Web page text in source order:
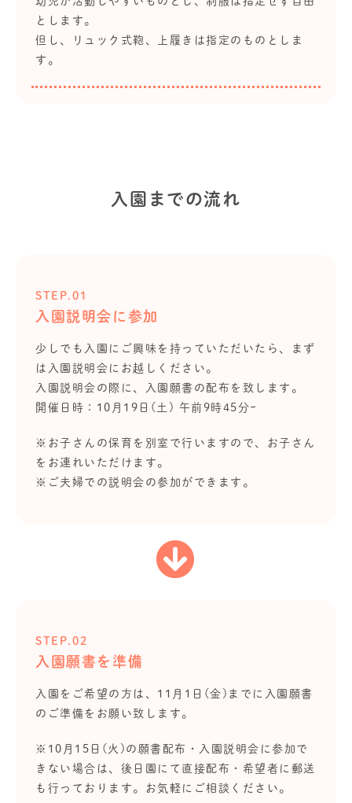
とします。
但し、リュック式鞄、上履きは指定のものとしま
す。
入園までの流れ
STEP.01
入園説明会に参加
少しでも入園にご興味を持っていただいたら、まず
は入園説明会にお越しください。
入園説明会の際に、入園願書の配布を致します。
開催日時：10月19日(土) 午前9時45分~
※お子さんの保育を別室で行いますので、お子さん
をお連れいただけます。
※ご夫婦での説明会の参加ができます。
STEP.02
入園願書を準備
入園をご希望の方は、11月1日(金)までに入園願書
のご準備をお願い致します。
※10月15日(火)の願書配布・入園説明会に参加で
きない場合は、後日園にて直接配布・希望者に郵送
も行っております。お気軽にご相談ください。